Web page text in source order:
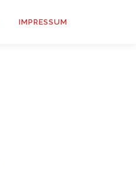
IMPRESSUM